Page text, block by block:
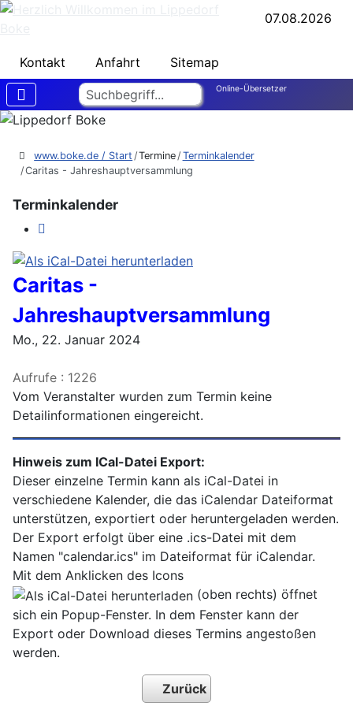
Suchen Online-Übersetzer
Kontakt Anfahrt Sitemap
07.08.2026
www.boke.de / Start Termine Terminkalender
Caritas - Jahreshauptversammlung
Terminkalender
Caritas -
Jahreshauptversammlung
Mo., 22. Januar 2024
Aufrufe : 1226
Vom Veranstalter wurden zum Termin keine
Detailinformationen eingereicht.
Hinweis zum ICal-Datei Export:
Dieser einzelne Termin kann als iCal-Datei in
verschiedene Kalender, die das iCalendar Dateiformat
unterstützen, exportiert oder heruntergeladen werden.
Der Export erfolgt über eine .ics-Datei mit dem
Namen "calendar.ics" im Dateiformat für iCalendar.
Mit dem Anklicken des Icons
(oben rechts) öffnet
sich ein Popup-Fenster. In dem Fenster kann der
Export oder Download dieses Termins angestoßen
werden.
Zurück